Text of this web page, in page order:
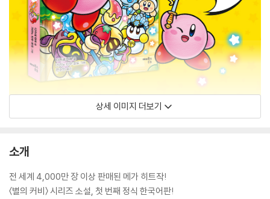
상세 이미지 더보기
소개
전 세계 4,000만 장 이상 판매된 메가 히트작!
〈별의 커비〉 시리즈 소설, 첫 번째 정식 한국어판!